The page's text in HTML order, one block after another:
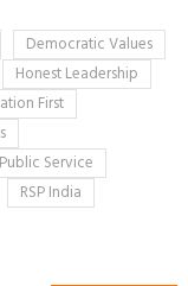
Democratic Values
Honest Leadership
First
Public Service
RSP India